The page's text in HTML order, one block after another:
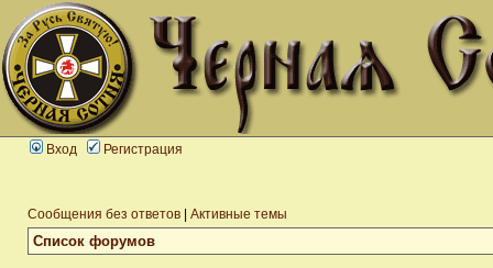
Вход Регистрация
Сообщения без ответов Активные темы
Список форумов